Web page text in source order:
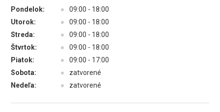
Pondelok: ●
09:00 - 18:00
Utorok:
●
09:00 - 18:00
Streda:
●
09:00 - 18:00
Štvrtok:
●
09:00 - 18:00
Piatok:
●
09:00 - 17:00
Sobota:
●
zatvorené
Nedeľa:
● zatvorené